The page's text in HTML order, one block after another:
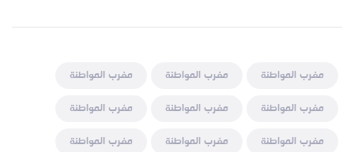
مغرب المواطنة مغرب المواطنة
مغرب المواطنة
مغرب المواطنة
مغرب المواطنة
مغرب المواطنة
مغرب المواطنة
مغرب المواطنة
مغرب المواطنة